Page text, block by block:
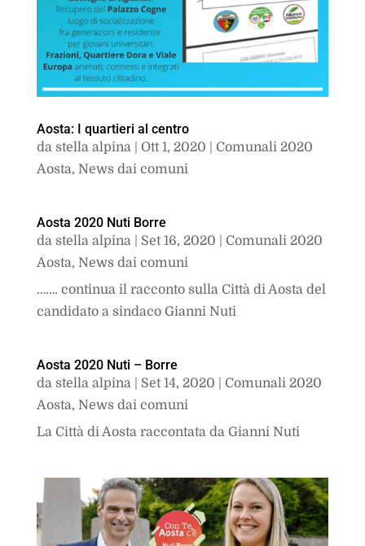
Aosta: I quartieri al centro
da stella alpina| Ott 1, 2020
Comunali 2020
Aosta, News dai comuni
Aosta 2020 Nuti Borre
da stella alpina| Set 16, 2020
Comunali 2020
Aosta, News dai comuni
……. continua il racconto sulla Città di Aosta del
candidato a sindaco Gianni Nuti
Aosta 2020 Nuti – Borre
da stella alpina| Set 14, 2020
Comunali 2020
Aosta, News dai comuni
La Città di Aosta raccontata da Gianni Nuti